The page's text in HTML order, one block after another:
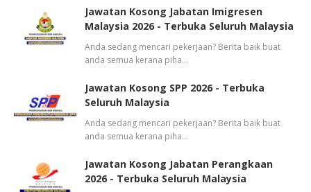
Jawatan Kosong Jabatan Imigresen
Malaysia 2026 - Terbuka Seluruh Malaysia
Anda sedang mencari pekerjaan? Berita baik buat
anda semua kerana piha…
Jawatan Kosong SPP 2026 - Terbuka
Seluruh Malaysia
Anda sedang mencari pekerjaan? Berita baik buat
anda semua kerana piha…
Jawatan Kosong Jabatan Perangkaan
2026 - Terbuka Seluruh Malaysia